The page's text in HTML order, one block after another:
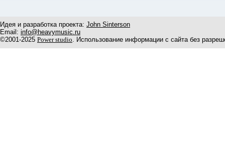
Идея и разработка проекта: John Sinterson
Email: info@heavymusic.ru
©2001-2025 Power studio. Использование информации с сайта без